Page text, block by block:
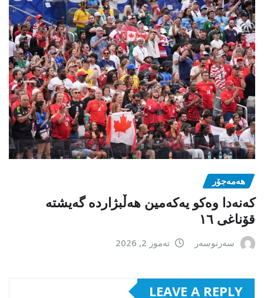
هەمەجۆر
کەنەدا وەکو یەکەمین ھەڵبژاردە گەیشتە
قۆناغی ١٦
سەرنوسەر تەموز 2, 2026
LEAVE A REPLY